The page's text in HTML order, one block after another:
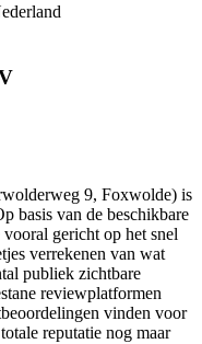
9, Foxwolde) is
basis van de beschikbare
gericht op het snel
verrekenen van wat
publiek zichtbare
reviewplatformen
vinden voor
reputatie nog maar